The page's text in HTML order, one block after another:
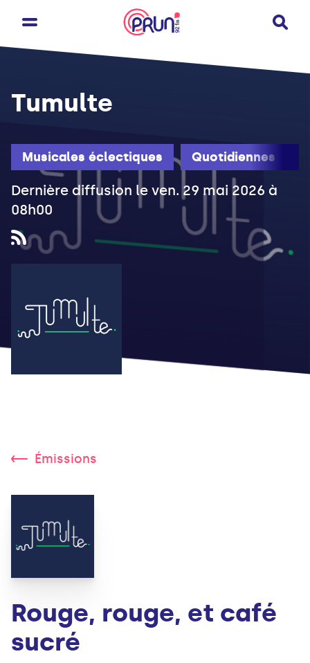
Musicales éclectiques Quotidiennes
Tumulte
Dernière diffusion le ven. 29 mai 2026 à
08h00
Émissions
Rouge, rouge, et café
sucré